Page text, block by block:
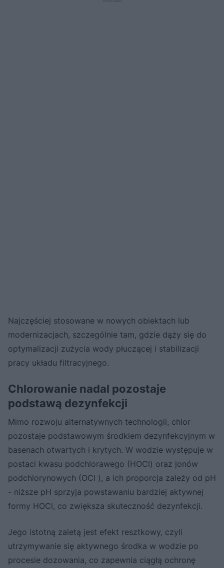
Najczęściej stosowane w nowych obiektach lub
modernizacjach, szczególnie tam, gdzie dąży się do
optymalizacji zużycia wody płuczącej i stabilizacji
pracy układu filtracyjnego.
Chlorowanie nadal pozostaje
podstawą dezynfekcji
Mimo rozwoju alternatywnych technologii, chlor
pozostaje podstawowym środkiem dezynfekcyjnym w
basenach otwartych i krytych. W wodzie występuje w
postaci kwasu podchlorawego (HOCl) oraz jonów
podchlorynowych (OCl⁻), a ich proporcja zależy od pH
- niższe pH sprzyja powstawaniu bardziej aktywnej
formy HOCl, co zwiększa skuteczność dezynfekcji.
Jego istotną zaletą jest efekt resztkowy, czyli
utrzymywanie się aktywnego środka w wodzie po
procesie dozowania, co zapewnia ciągłą ochronę